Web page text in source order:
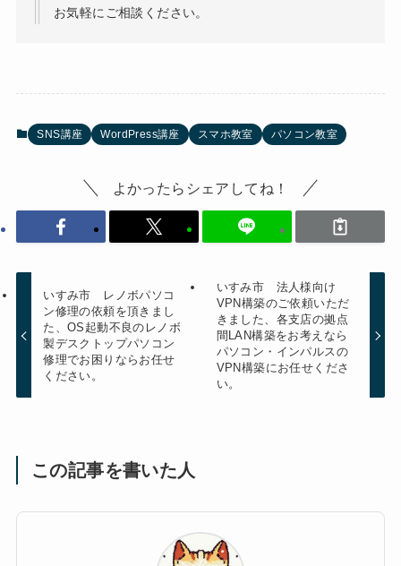
お気軽にご相談ください。
SNS講座 WordPress講座 スマホ教室 パソコン教室
よかったらシェアしてね！
いすみ市 レノボパソコ
ン修理の依頼を頂きまし
た、OS起動不良のレノボ
製デスクトップパソコン
修理でお困りならお任せ
ください。
いすみ市 法人様向け
VPN構築のご依頼いただ
きました、各支店の拠点
間LAN構築をお考えなら
パソコン・インパルスの
VPN構築にお任せくださ
い。
この記事を書いた人